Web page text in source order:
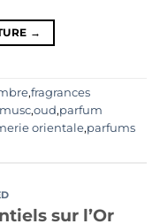
→
,fragrances
musc,oud,parfum
orientale,parfums
sur l’Or